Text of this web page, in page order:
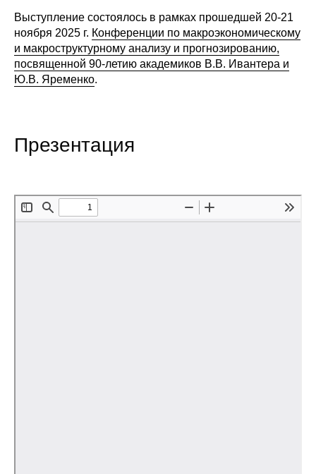
Редакционная этика
Информация для авторов
Общие требования
Научные труды
Выпуски
Выступление состоялось в рамках прошедшей 20-21
ноября 2025 г. Конференции по макроэкономическому
и макроструктурному анализу и прогнозированию,
посвященной 90-летию академиков В.В. Ивантера и
Ю.В. Яременко.
Презентация